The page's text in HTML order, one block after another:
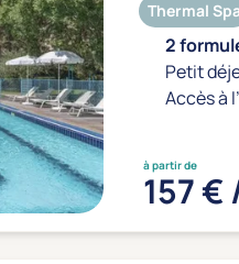
Thermal Spa
2
Petit
Accès à
à partir de
157 €